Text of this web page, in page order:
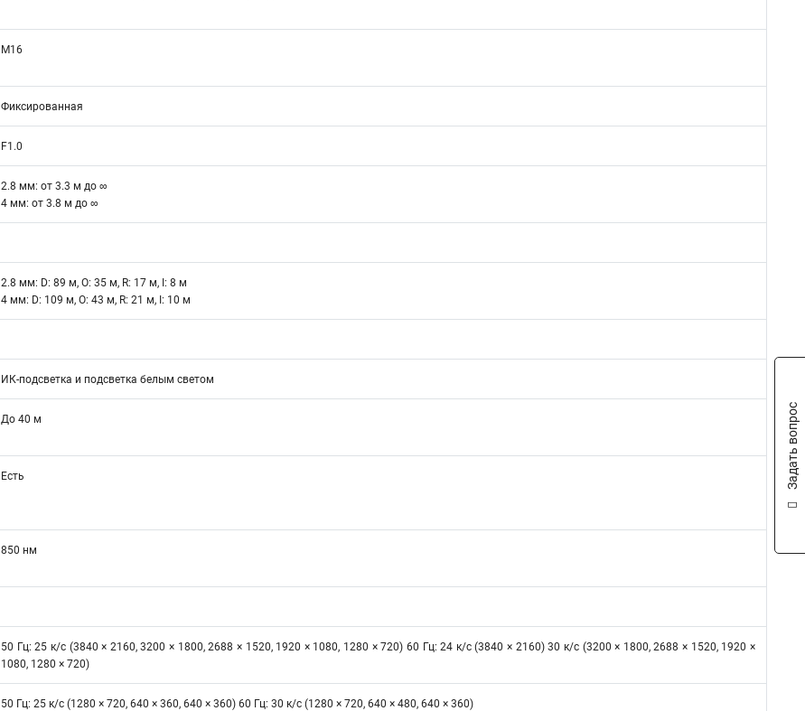
M16
Фиксированная
F1.0
2.8 мм: от 3.3 м до ∞
4 мм: от 3.8 м до ∞
2.8 мм: D: 89 м, O: 35 м, R: 17 м, I: 8 м
4 мм: D: 109 м, O: 43 м, R: 21 м, I: 10 м
ИК-подсветка и подсветка белым светом
До 40 м
Есть
850 нм
50 Гц: 25 к/с (3840 × 2160, 3200 × 1800, 2688 × 1520, 1920 × 1080, 1280 × 720) 60 Гц: 24 к/с (3840 × 2160) 30 к/с (3200 × 1800, 2688 × 1520, 1920 ×
1080, 1280 × 720)
50 Гц: 25 к/с (1280 × 720, 640 × 360, 640 × 360) 60 Гц: 30 к/с (1280 × 720, 640 × 480, 640 × 360)
Задать вопрос